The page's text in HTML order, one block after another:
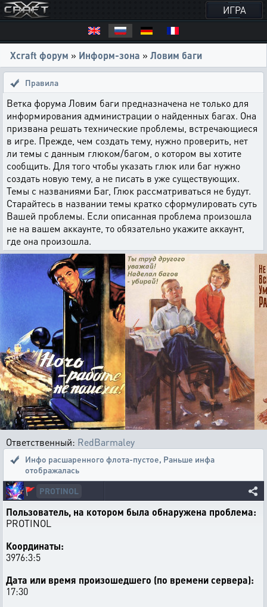
ИГРА
Xcraft форум » Информ-зона » Ловим баги
Правила
Ветка форума Ловим баги предназначена не только для
информирования администрации о найденных багах. Она
призвана решать технические проблемы, встречающиеся
в игре. Прежде, чем создать тему, нужно проверить, нет
ли темы с данным глюком/багом, о котором вы хотите
сообщить. Для того чтобы указать глюк или баг нужно
создать новую тему, а не писать в уже существующих.
Темы с названиями Баг, Глюк рассматриваться не будут.
Старайтесь в названии темы кратко сформулировать суть
Вашей проблемы. Если описанная проблема произошла
не на вашем аккаунте, то обязательно укажите аккаунт,
где она произошла.
Ответственный: RedBarmaley
Инфо расшаренного флота-пустое, Раньше инфа
отображалась
🚩 PROTINOL
Пользователь, на котором была обнаружена проблема:
PROTINOL
Координаты:
3976:3:5
Дата или время произошедшего (по времени сервера):
17:30